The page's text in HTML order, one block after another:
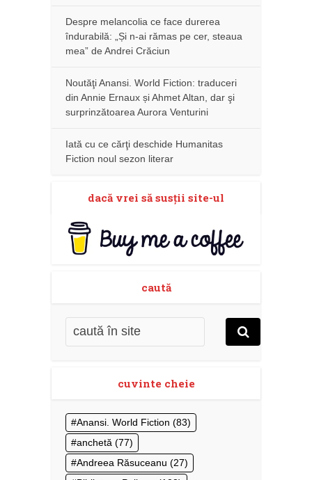
Despre melancolia ce face durerea
îndurabilă: „Și n-ai rămas pe cer, steaua
mea” de Andrei Crăciun
Noutăţi Anansi. World Fiction: traduceri
din Annie Ernaux și Ahmet Altan, dar şi
surprinzătoarea Aurora Venturini
Iată cu ce cărţi deschide Humanitas
Fiction noul sezon literar
dacă vrei să susţii site-ul
caută
cuvinte cheie
Anansi. World Fiction (83)
anchetă (77)
Andreea Răsuceanu (27)